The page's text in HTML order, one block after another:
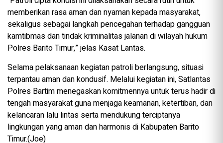
memberikan rasa aman dan nyaman kepada masyarakat,
sekaligus sebagai langkah pencegahan terhadap gangguan
kamtibmas dan tindak kriminalitas jalanan di wilayah hukum
Polres Barito Timur,” jelas Kasat Lantas.
Selama pelaksanaan kegiatan patroli berlangsung, situasi
terpantau aman dan kondusif. Melalui kegiatan ini, Satlantas
Polres Bartim menegaskan komitmennya untuk terus hadir di
tengah masyarakat guna menjaga keamanan, ketertiban, dan
kelancaran lalu lintas serta mendukung terciptanya
lingkungan yang aman dan harmonis di Kabupaten Barito
Timur.(Joe)